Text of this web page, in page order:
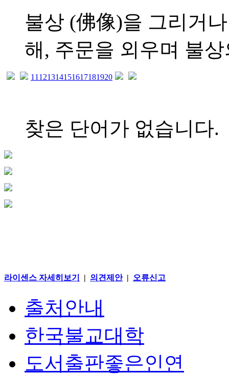
불상 (佛像)을 그리거
해, 주문을 외우며 불상
11 121314151617181920
찾은 단어가 없습니다.
라이센스 자세히보기 | 의견제안| 오류신고
출처안내
한국불교대학
도서출판좋은인연